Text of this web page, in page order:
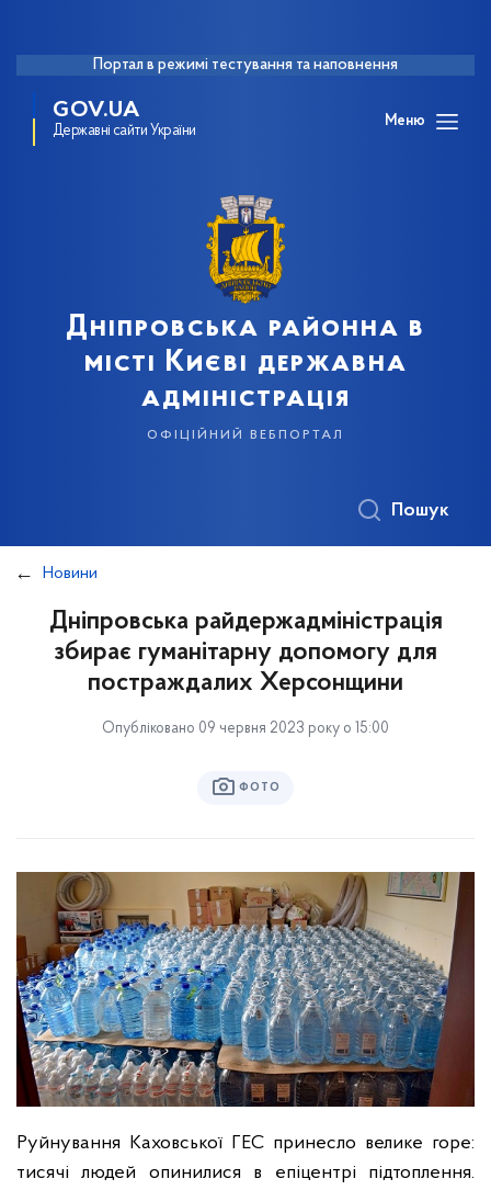
Портал в режимі тестування та наповнення
GOV.UA
Державні сайти України
Меню
Дніпровська районна в
місті Києві державна
адміністрація
офіційний вебпортал
Пошук
Новини
Дніпровська райдержадміністрація
збирає гуманітарну допомогу для
постраждалих Херсонщини
Опубліковано 09 червня 2023 року о 15:00
ФОТО
Руйнування Каховської ГЕС принесло велике горе:
тисячі людей опинилися в епіцентрі підтоплення.